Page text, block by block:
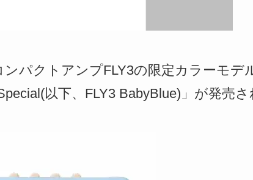
パクトアンプFLY3の限定カラーモデ
以下、FLY3 BabyBlue)」が発売さ